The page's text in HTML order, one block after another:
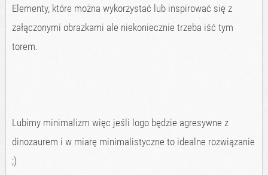
Elementy, które można wykorzystać lub inspirować się z
załączonymi obrazkami ale niekoniecznie trzeba iść tym
torem.
Lubimy minimalizm więc jeśli logo będzie agresywne z
dinozaurem i w miarę minimalistyczne to idealne rozwiązanie
;)